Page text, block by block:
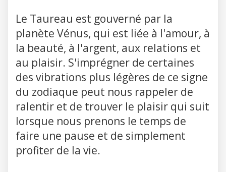
Le Taureau est gouverné par la
planète Vénus, qui est liée à l'amour, à
la beauté, à l'argent, aux relations et
au plaisir. S'imprégner de certaines
des vibrations plus légères de ce signe
du zodiaque peut nous rappeler de
ralentir et de trouver le plaisir qui suit
lorsque nous prenons le temps de
faire une pause et de simplement
profiter de la vie.